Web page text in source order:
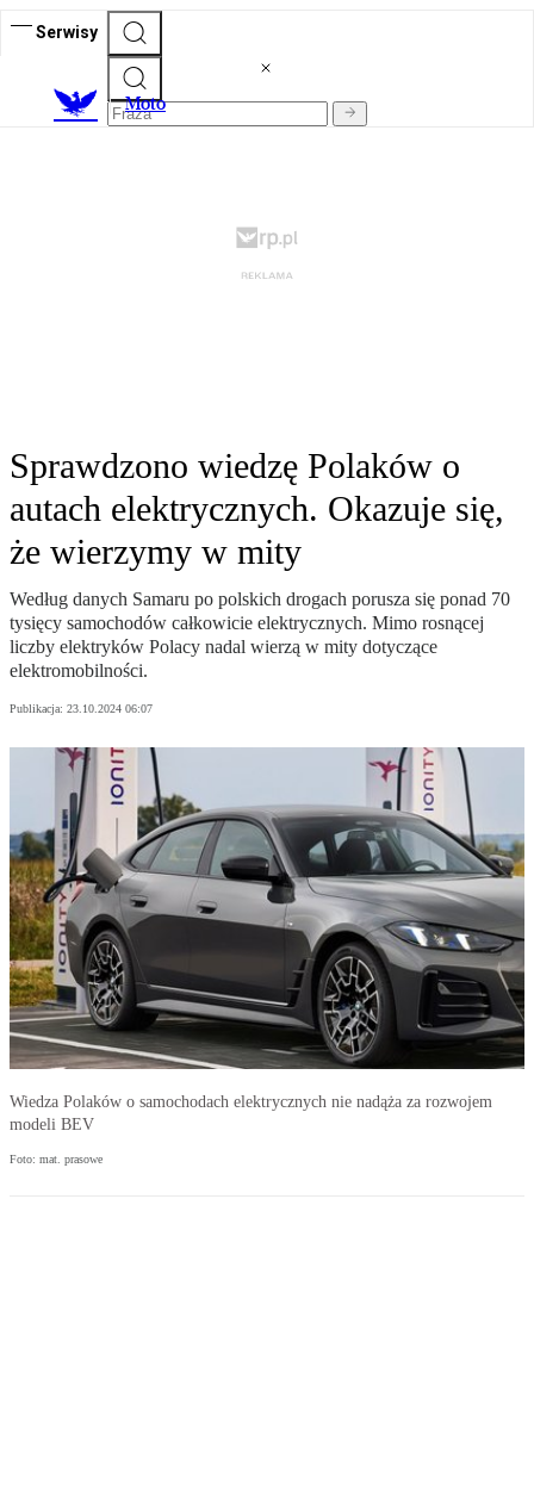
Serwisy
Moto
Sprawdzono wiedzę Polaków o
autach elektrycznych. Okazuje się,
że wierzymy w mity
Według danych Samaru po polskich drogach porusza się ponad 70
tysięcy samochodów całkowicie elektrycznych. Mimo rosnącej
liczby elektryków Polacy nadal wierzą w mity dotyczące
elektromobilności.
Publikacja: 23.10.2024 06:07
Wiedza Polaków o samochodach elektrycznych nie nadąża za rozwojem
modeli BEV
Foto: mat. prasowe